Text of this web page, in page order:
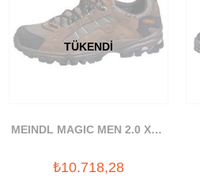
TÜKENDI
MEINDL MAGIC MEN 2.0 XCR
₺10.718,28